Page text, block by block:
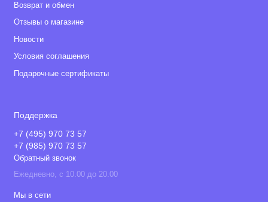
Возврат и обмен
Отзывы о магазине
Новости
Условия соглашения
Подарочные сертификаты
Поддержка
+7 (495) 970 73 57
+7 (985) 970 73 57
Обратный звонок
Ежедневно, с 10.00 до 20.00
Мы в сети